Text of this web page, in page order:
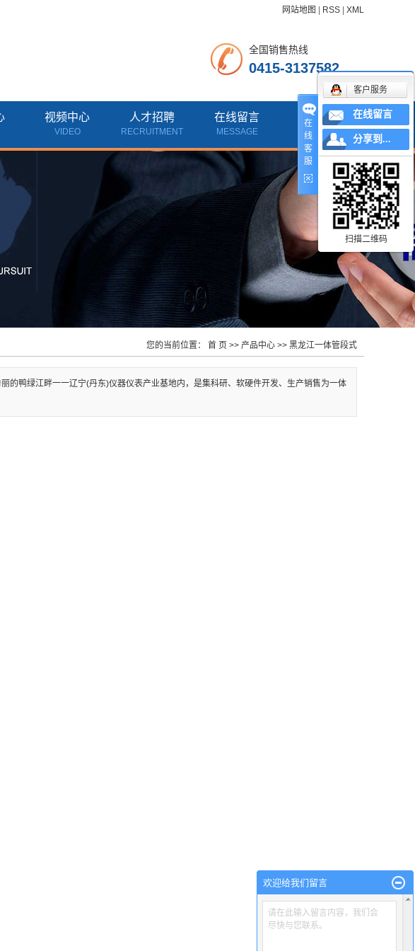
网站地图 RSS XML
全国销售热线
0415-3137582
视频中心
VIDEO
人才招聘
RECRUITMENT
在线留言
MESSAGE
联系我们
CONTACT
您的当前位置： 首 页 >> 产品中心 >> 黑龙江一体管段式
的鸭绿江畔一一辽宁(丹东)仪器仪表产业基地内，是集科研、软硬件开发、生产销售为一体
在
线
客
服
客户服务
在线留言
分享到...
扫描二维码
欢迎给我们留言
请在此输入留言内容，我们会
尽快与您联系。